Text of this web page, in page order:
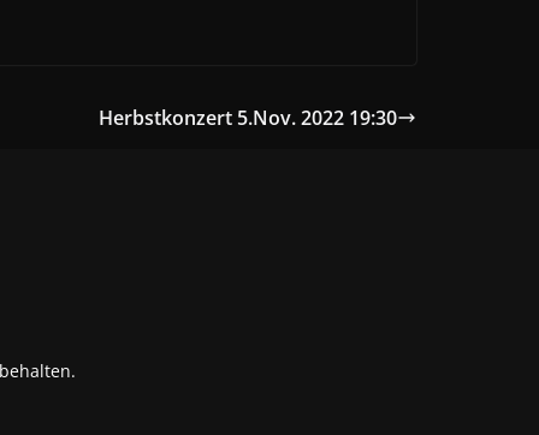
Herbstkonzert 5.Nov. 2022 19:30